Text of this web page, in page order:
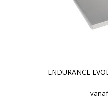
ENDURANCE
vanaf